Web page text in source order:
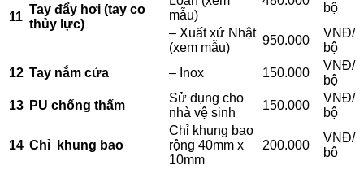
11
Tay đẩy hơi (tay co
thủy lực)
mẫu)
bộ
– Xuất xứ Nhật
(xem mẫu)
950.000
VNĐ/
bộ
12 Tay nắm cửa – Inox 150.000
VNĐ/
bộ
13 PU chống thấm
Sử dụng cho
nhà vệ sinh
150.000
VNĐ/
bộ
14 Chỉ khung bao
Chỉ khung bao
rộng 40mm x
10mm
200.000
VNĐ/
bộ